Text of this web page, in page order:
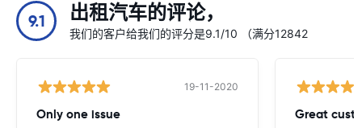
9.1 出租汽车的评论，
我们的客户给我们的评分是9.1/10 （满分12842
19-11-2020
Only one issue Great